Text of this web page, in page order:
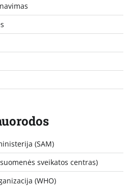
(SAM)
sveikatos centras)
(WHO)